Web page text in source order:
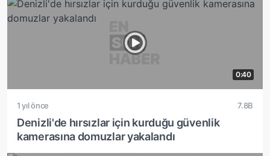
0:40
1 yıl önce 7.8B
Denizli'de hırsızlar için kurduğu güvenlik
kamerasına domuzlar yakalandı